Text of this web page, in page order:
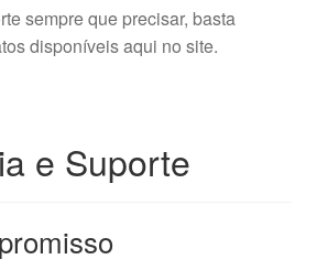
sempre que precisar, basta
disponíveis aqui no site.
e Suporte